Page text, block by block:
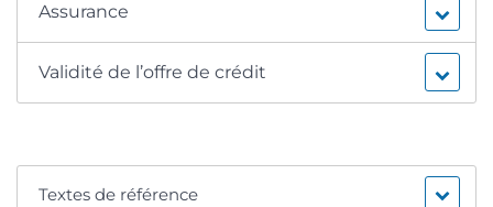
Assurance
Validité de l’offre de crédit
Textes de référence